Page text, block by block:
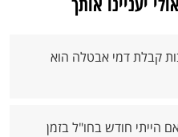
קבלת דמי אבטלה הוא
הייתי חודש בחו"ל בזמן